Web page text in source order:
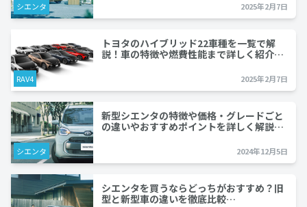
シエンタ 2025年2月7日
RAV4
トヨタのハイブリッド22車種を一覧で解
説！車の特徴や燃費性能まで詳しく紹介…
2025年2月7日
シエンタ
新型シエンタの特徴や価格・グレードごと
の違いやおすすめポイントを詳しく解説…
2024年12月5日
シエンタを買うならどっちがおすすめ？旧
型と新型車の違いを徹底比較…